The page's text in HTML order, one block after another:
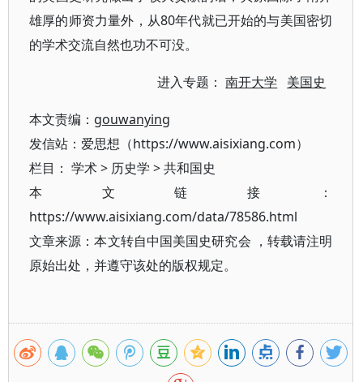
雄厚的师资力量外，从80年代就已开始的与美国密切
的学术交流自然也功不可没。
进入专题：南开大学 美国史
本文责编： gouwanying
发信站：爱思想（https://www.aisixiang.com）
栏目： 学术> 历史学 >共和国史
本文链接：
https://www.aisixiang.com/data/78586.html
文章来源：本文转自中国美国史研究会 ，转载请注明
原始出处，并遵守该处的版权规定。